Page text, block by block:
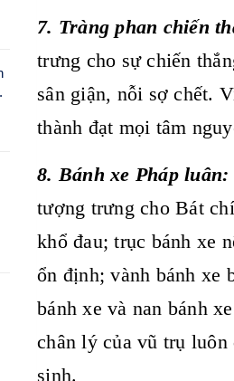
7. Tràng phan chiến
trưng cho sự chiến
sân giận, nỗi sợ chết.
thành đạt mọi tâm
8. Bánh xe Pháp luân:
tượng trưng cho Bát
khổ đau; trục bánh xe
ổn định; vành bánh xe
bánh xe và nan bánh
chân lý của vũ trụ
sinh.